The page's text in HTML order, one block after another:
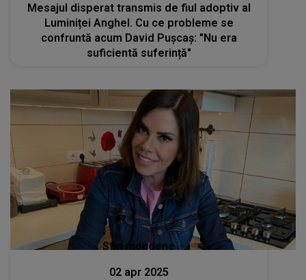
Mesajul disperat transmis de fiul adoptiv al
Luminiței Anghel. Cu ce probleme se
confruntă acum David Pușcaș: "Nu era
suficientă suferință"
Stiri mondene
02 apr 2025